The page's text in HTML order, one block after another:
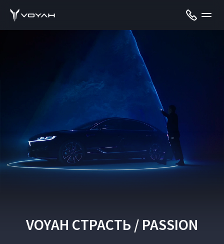
VOYAH СТРАСТЬ / PASSION